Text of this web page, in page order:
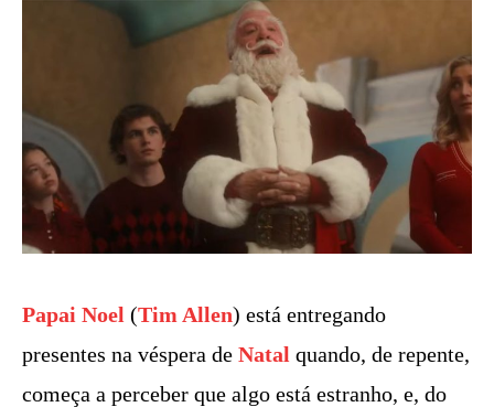
Papai Noel (Tim Allen) está entregando
presentes na véspera de Natal quando, de repente,
começa a perceber que algo está estranho, e, do